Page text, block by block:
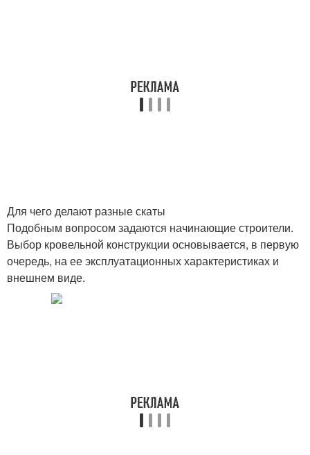
Для чего делают разные скаты
Подобным вопросом задаются начинающие строители.
Выбор кровельной конструкции основывается, в первую
очередь, на ее эксплуатационных характеристиках и
внешнем виде.